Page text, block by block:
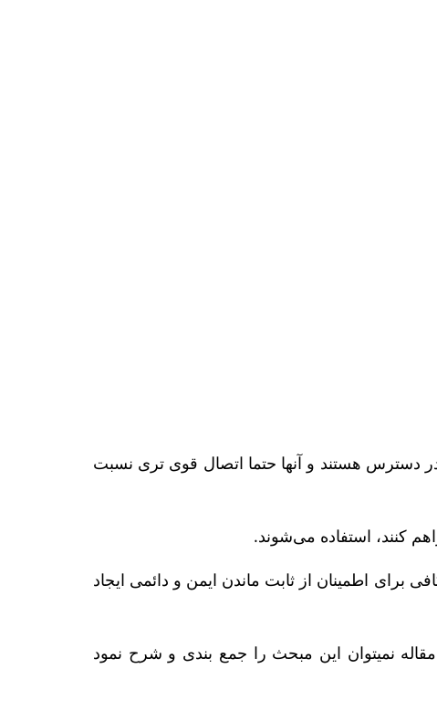
دسترس هستند و آنها حتما اتصال قوی تری نسبت
‌کنند، استفاده می‌شوند.
اطمینان از ثابت ماندن ایمن و دائمی ایجاد
نمیتوان این مبحث را جمع بندی و شرح نمود